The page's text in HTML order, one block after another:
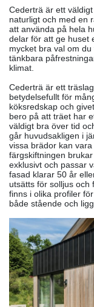
Cederträ är ett
naturligt och med en
att använda på hela
delar för att ge huset
mycket bra val om
tänkbara
klimat.
Cederträ är ett
betydelsefullt för
köksredskap och
bero på att träet har
väldigt bra över tid
går huvudsakligen i
vissa brädor kan
färgskiftningen
exklusivt och passar
fasad klarar 50 år
utsätts för solljus och
finns i olika profiler
både stående och